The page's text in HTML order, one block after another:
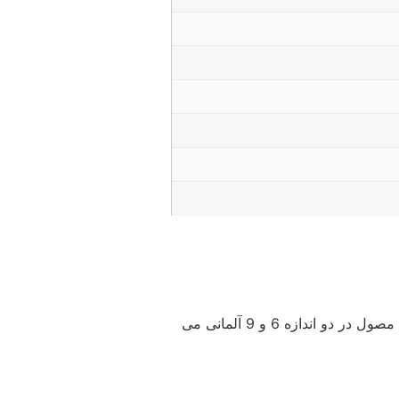
سماور آلمانی یک سماور برنجی با طراحی عالی می باشد که با مواد اولیه مرغوب و درجه یک تولید شده. این مصول در دو اندازه 6 و 9 آلمانی می